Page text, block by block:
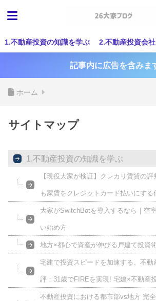
1.不動産投資の知識を学ぶ 2.不動産投資会
記事内に広告を含みま
ホーム
サイトマップ
1.不動産投資の知識を学ぶ
【現役大家が検証】クレカリ賃貸の
も家賃をクレジットカード払いにする
大家がSwitchBotを導入するなら｜空
い始め方
地方×都心で資産が伸びる戸建て投資
宅建で投資スピードを加速する。不動
評：31歳でFIREを実現! 宅建×不動産
不動産投資における都市部vs地方 完